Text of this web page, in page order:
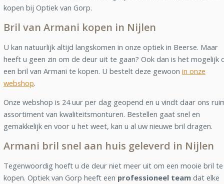
kopen bij Optiek van Gorp.
Bril van Armani kopen in Nijlen
U kan natuurlijk altijd langskomen in onze optiek in Beerse. Maar
heeft u geen zin om de deur uit te gaan? Ook dan is het mogelijk
een bril van Armani te kopen. U bestelt deze gewoon in onze
webshop.
Onze webshop is 24 uur per dag geopend en u vindt daar ons
assortiment van kwaliteitsmonturen. Bestellen gaat snel en
gemakkelijk en voor u het weet, kan u al uw nieuwe bril dragen.
Armani bril snel aan huis geleverd in Nijlen
Tegenwoordig hoeft u de deur niet meer uit om een mooie bril te
kopen. Optiek van Gorp heeft een professioneel team dat elke